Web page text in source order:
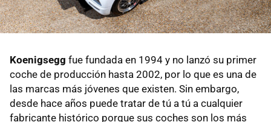
Koenigsegg fue fundada en 1994 y no lanzó su primer
coche de producción hasta 2002, por lo que es una de
las marcas más jóvenes que existen. Sin embargo,
desde hace años puede tratar de tú a tú a cualquier
fabricante histórico porque sus coches son los más